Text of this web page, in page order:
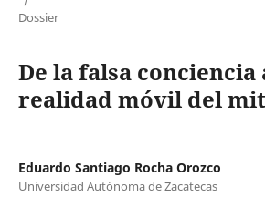
Dossier
De la falsa conciencia
realidad móvil del
Eduardo Santiago Rocha Orozco
Universidad Autónoma de Zacatecas